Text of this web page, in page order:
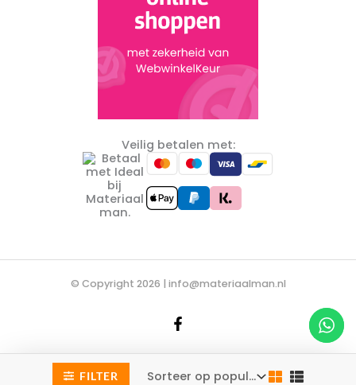
FILTER
Veilig betalen met:
© Copyright 2026 | info@materiaalman.nl
De waardering van materiaalman.nl bij WebwinkelKeur